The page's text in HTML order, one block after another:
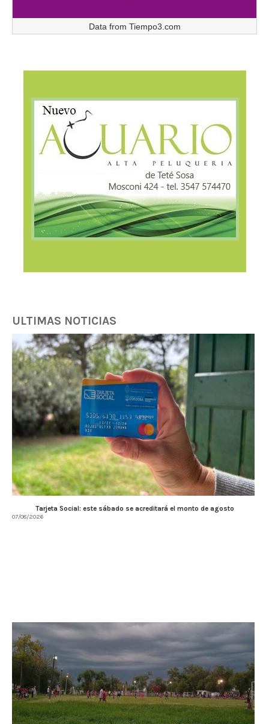
Data from Tiempo3.com
ULTIMAS NOTICIAS
Tarjeta Social: este sábado se acreditará el monto de agosto
07/08/2026